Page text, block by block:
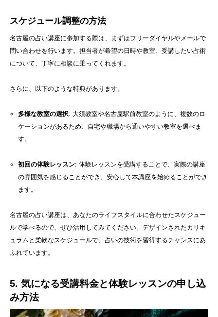
スケジュール調整の方法
名古屋の占い講座に参加する際は、まずはフリーダイヤルやメールで
問い合わせを行います。担当者が希望の日時や教室、受講したい占術
について、丁寧に相談に乗ってくれます。
さらに、以下のような特典があります。
多様な教室の選択: 大須教室や名古屋駅前教室のように、複数のロ
ケーションがあるため、自宅や職場から通いやすい教室を選べま
す。
初回の体験レッスン: 体験レッスンを受講することで、実際の講座
の雰囲気を感じることができ、安心して本講座を始めることができ
ます。
名古屋の占い講座は、あなたのライフスタイルに合わせたスケジュー
ルで学べるので、ぜひ活用してみてください。デザインされたカリキ
ュラムと柔軟なスケジュールで、占いの技術を習得するチャンスにあ
ふれています。
5. 気になる受講料金と体験レッスンの申し込
み方法